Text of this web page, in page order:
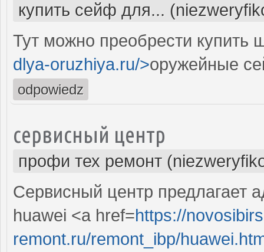
купить сейф для...
Тут можно преобрести
dlya-oruzhiya.ru/>оружейные
odpowiedz
сервисный центр
профи тех ремонт
Сервисный центр предлагает
huawei <a href=https://
remont.ru/remont_ibp/